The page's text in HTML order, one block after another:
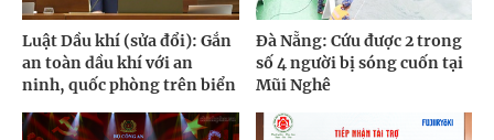
Luật Dầu khí (sửa đổi): Gắn
an toàn dầu khí với an
ninh, quốc phòng trên biển
Đà Nẵng: Cứu được 2 trong
số 4 người bị sóng cuốn tại
Mũi Nghê